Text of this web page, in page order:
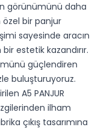
görünümünü daha
bir panjur
sayesinde aracın
estetik kazandırır.
güçlendiren
buluşturuyoruz.
A5 PANJUR
ilham
çıkış tasarımına